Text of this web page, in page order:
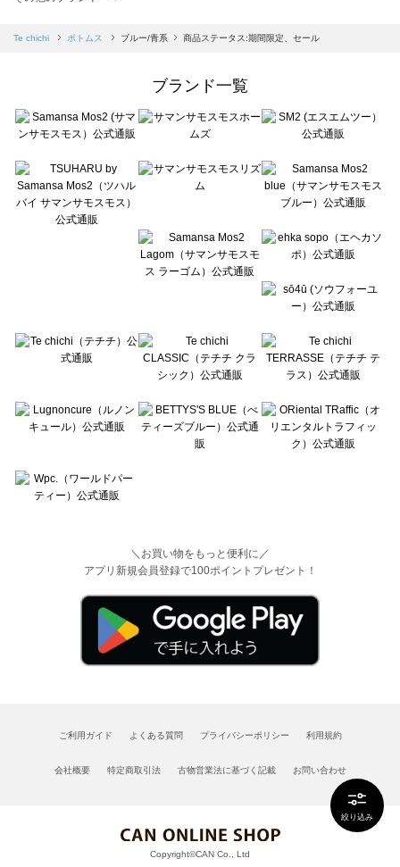
絞り込み
Samansa Mos2 blue（サマンサモスモス ブルー）のボトムス一覧
sō4ū（ソウフォーユー）のボトムス一覧
Te chichi（テチチ）のボトムス一覧
Te chichi CLASSIC（テチチ クラシック）のボトムス一覧
Lugnoncure（ルノンキュール）のボトムス一覧
BETTY'S BLUE（べティーズブルー）のボトムス一覧
Wpc.（ワールドパーティー）のボトムス一覧
Te chichi ボトムス ブルー/青系 商品ステータス:期間限定、セール
ブランド一覧
＼お買い物をもっと便利に／
アプリ新規会員登録で100ポイントプレゼント！
ご利用ガイド よくある質問 プライバシーポリシー 利用規約
会社概要 特定商取引法 古物営業法に基づく記載 お問い合わせ
Copyright©CAN Co., Ltd